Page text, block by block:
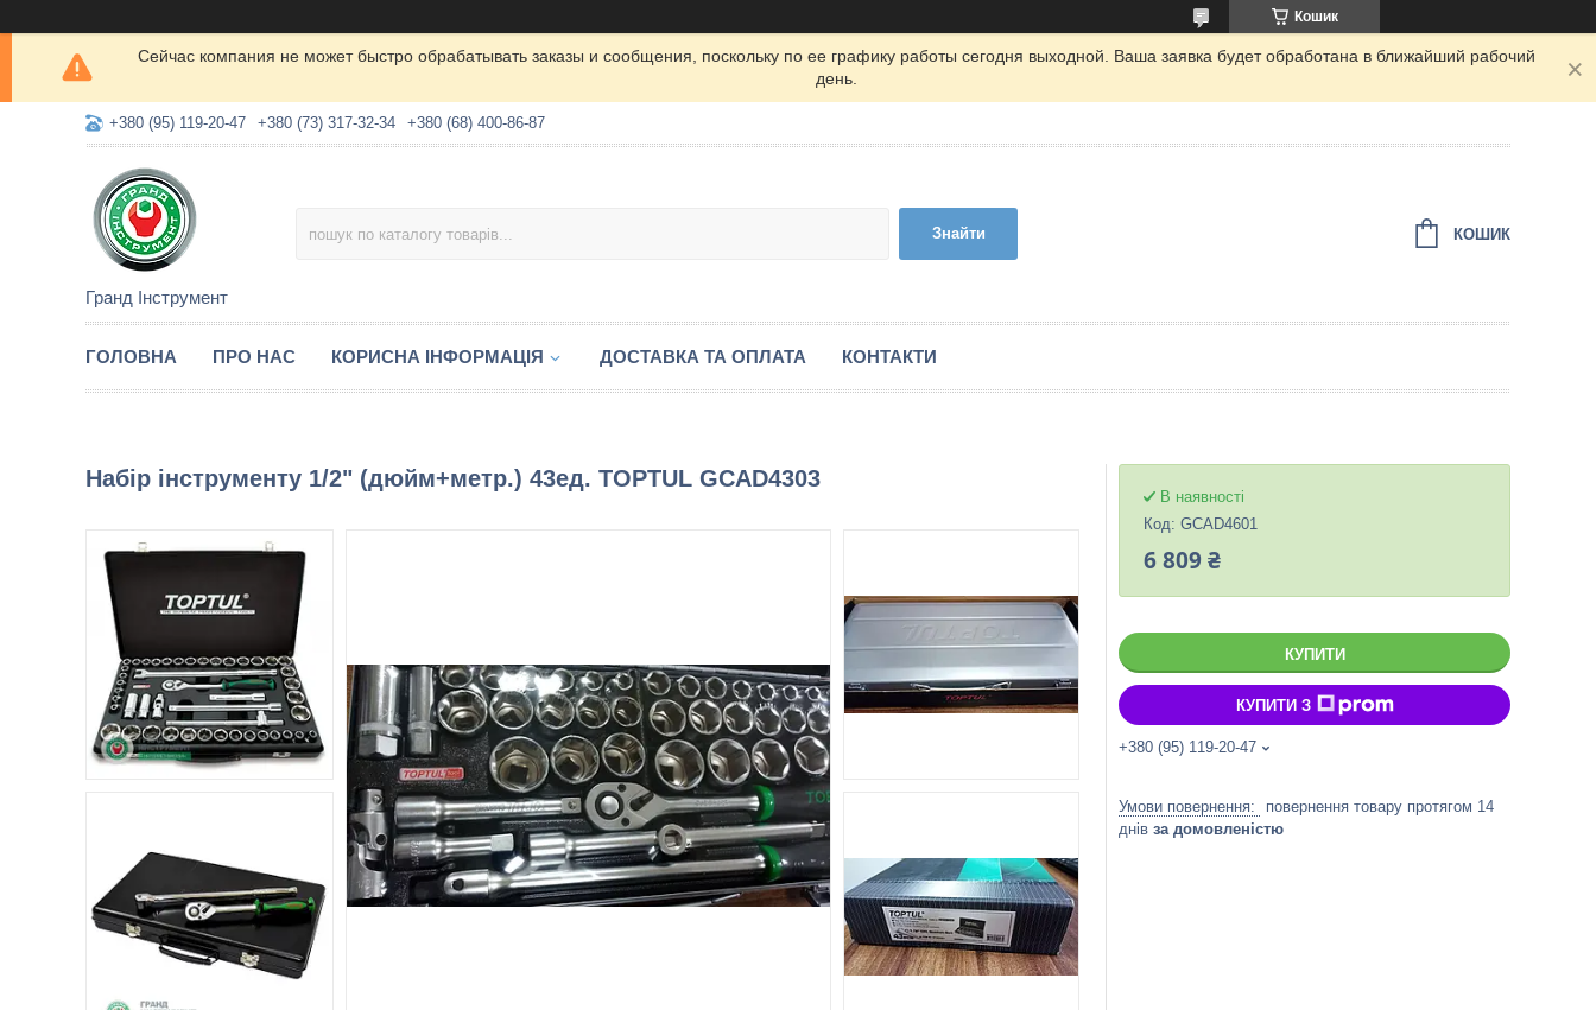
Кошик
Сейчас компания не может быстро обрабатывать заказы и сообщения, поскольку по ее графику работы сегодня выходной. Ваша заявка будет обработана в ближайший рабочий
день.
+380 (95) 119-20-47 +380 (73) 317-32-34 +380 (68) 400-86-87
Гранд Інструмент
Знайти КОШИК
ГОЛОВНА ПРО НАС КОРИСНА ІНФОРМАЦІЯ ДОСТАВКА ТА ОПЛАТА КОНТАКТИ
Набір інструменту 1/2" (дюйм+метр.) 43ед. TOPTUL GCAD4303
В наявності
Код: GCAD4601
6 809 ₴
КУПИТИ
КУПИТИ З
+380 (95) 119-20-47
повернення товару протягом 14
днів за домовленістю